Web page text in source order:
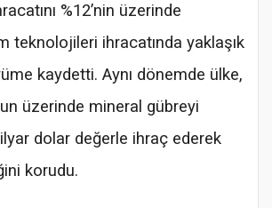
%12’nin üzerinde
teknolojileri ihracatında yaklaşık
kaydetti. Aynı dönemde ülke,
üzerinde mineral gübreyi
dolar değerle ihraç ederek
korudu.